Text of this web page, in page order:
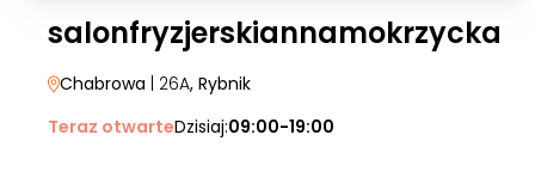
salonfryzjerskiannamokrzycka
Chabrowa | 26A, Rybnik
Teraz otwarteDzisiaj:09:00-19:00